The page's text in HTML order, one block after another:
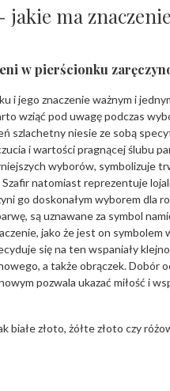
ma
w pierścionku
i jego znaczenie ważnym i
wziąć pod uwagę podczas
szlachetny niesie ze sobą
i wartości pragnącej ślubu
wyborów, symbolizuje
Szafir natomiast reprezentuje
go doskonałym wyborem dla
są uznawane za symbol
jako że jest on symbolem
się na ten wspaniały
a także obrączek. Dobór
pozwala ukazać miłość i
złoto, żółte złoto czy